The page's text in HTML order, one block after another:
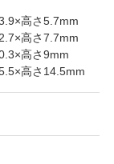
高さ5.7mm
高さ7.7mm
高さ9mm
高さ14.5mm